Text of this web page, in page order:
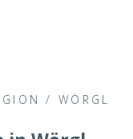
/WÖRGL